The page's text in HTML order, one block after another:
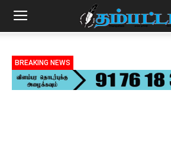
BREAKING NEWS